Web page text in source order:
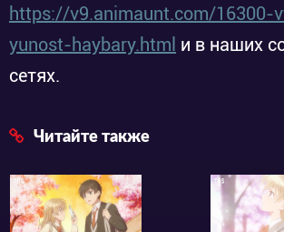
https://v9.animaunt.com/16300-
yunost-haybary.html и в наших
сетях.
Читайте также